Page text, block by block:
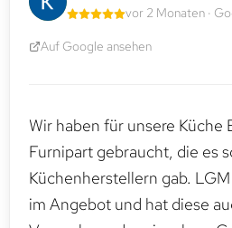
vor 2 Monaten ·
Auf Google ansehen
Wir haben für unsere Küche
Furnipart gebraucht, die es
Küchenherstellern gab.
im Angebot und hat diese